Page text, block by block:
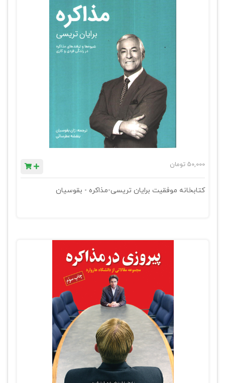
50,000 تومان
کتابخانه موفقیت برایان تریسی-مذاکره - بقوسیان